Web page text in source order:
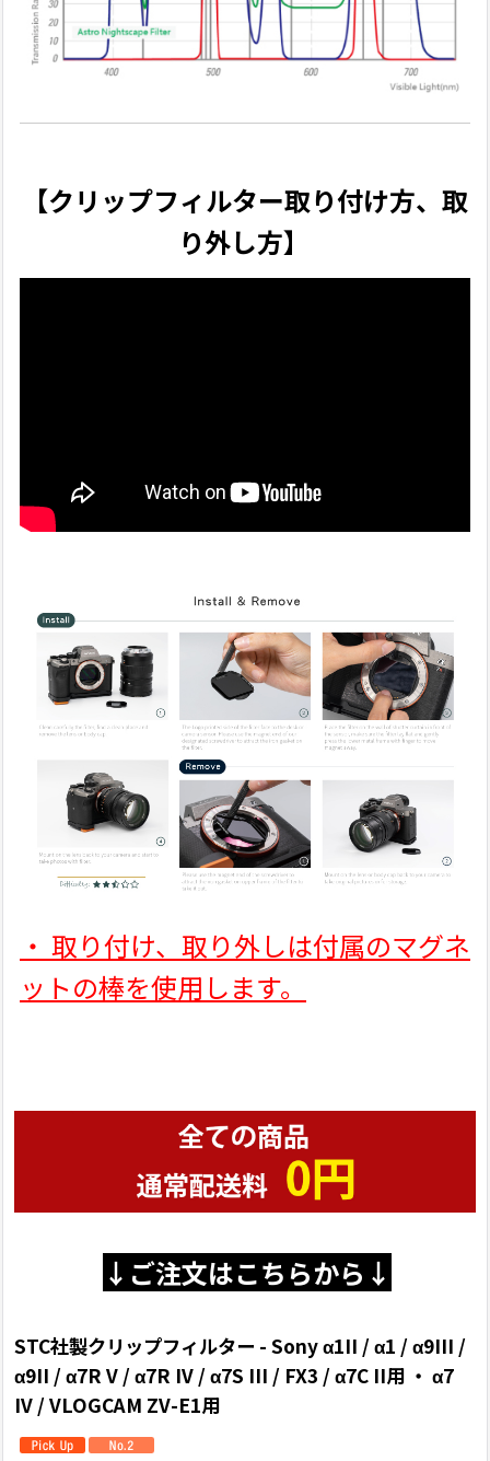
【クリップフィルター取り付け方、取
り外し方】
・ 取り付け、取り外しは付属のマグネ
ットの棒を使用します。
↓ご注文はこちらから↓
STC社製クリップフィルター - Sony α1II / α1 / α9III /
α9II / α7R V / α7R IV / α7S III / FX3 / α7C II用 ・ α7
IV / VLOGCAM ZV-E1用